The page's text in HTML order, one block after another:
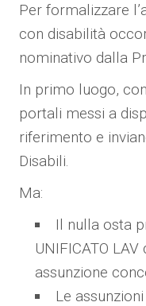
Per formalizzare
con disabilità
nominativo dalla
In primo luogo,
portali messi a
riferimento e
Disabili.
Ma:
Il nulla osta
UNIFICATO
assunzione
Le